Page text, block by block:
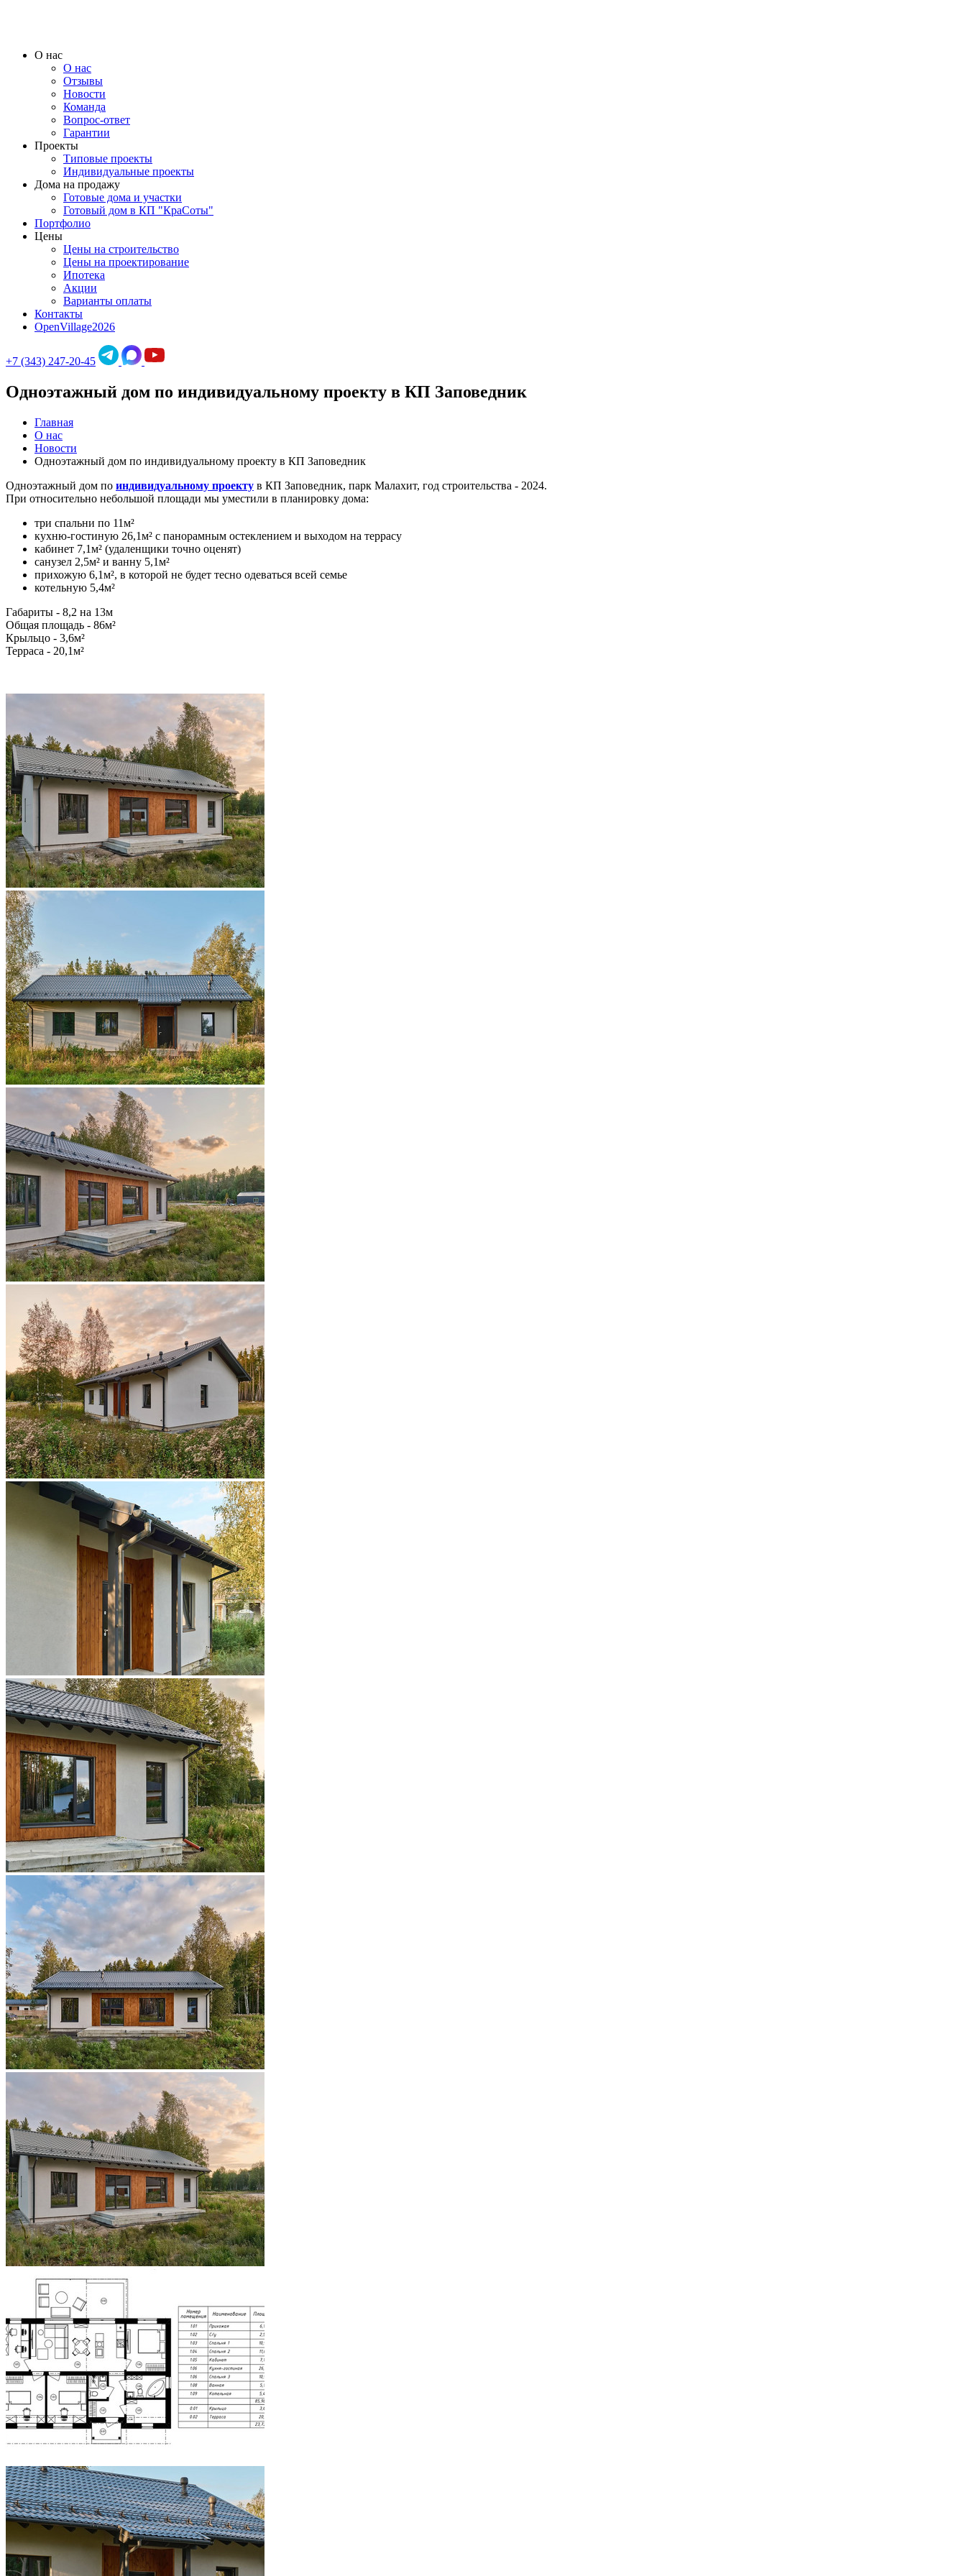
О нас
О нас
Отзывы
Новости
Команда
Вопрос-ответ
Гарантии
Проекты
Типовые проекты
Индивидуальные проекты
Дома на продажу
Готовые дома и участки
Готовый дом в КП "КраСоты"
Портфолио
Цены
Цены на строительство
Цены на проектирование
Ипотека
Акции
Варианты оплаты
Контакты
OpenVillage2026
+7 (343) 247-20-45
Одноэтажный дом по индивидуальному проекту в КП Заповедник
Главная
О нас
Новости
Одноэтажный дом по индивидуальному проекту в КП Заповедник
Одноэтажный дом по индивидуальному проекту в КП Заповедник, парк Малахит, год строительства - 2024.
При относительно небольшой площади мы уместили в планировку дома:
три спальни по 11м²
кухню-гостиную 26,1м² с панорамным остеклением и выходом на террасу
кабинет 7,1м² (удаленщики точно оценят)
санузел 2,5м² и ванну 5,1м²
прихожую 6,1м², в которой не будет тесно одеваться всей семье
котельную 5,4м²
Габариты - 8,2 на 13м
Общая площадь - 86м²
Крыльцо - 3,6м²
Терраса - 20,1м²